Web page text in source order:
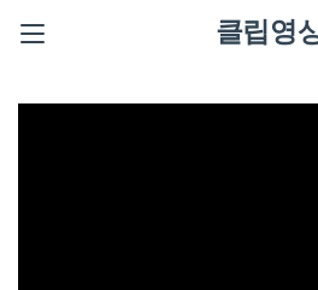
클립영